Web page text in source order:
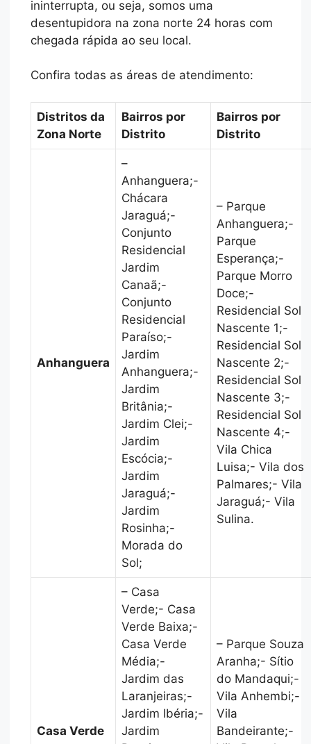
ininterrupta, ou seja, somos uma
desentupidora na zona norte 24 horas com
chegada rápida ao seu local.
Confira todas as áreas de atendimento:
Distritos da
Zona Norte
Bairros por
Distrito
Bairros por
Distrito
Anhanguera
–
Anhanguera;-
Chácara
Jaraguá;-
Conjunto
Residencial
Jardim
Canaã;-
Conjunto
Residencial
Paraíso;-
Jardim
Anhanguera;-
Jardim
Britânia;-
Jardim Clei;-
Jardim
Escócia;-
Jardim
Jaraguá;-
Jardim
Rosinha;-
Morada do
Sol;
– Parque
Anhanguera;-
Parque
Esperança;-
Parque Morro
Doce;-
Residencial Sol
Nascente 1;-
Residencial Sol
Nascente 2;-
Residencial Sol
Nascente 3;-
Residencial Sol
Nascente 4;-
Vila Chica
Luisa;- Vila dos
Palmares;- Vila
Jaraguá;- Vila
Sulina.
Casa Verde
– Casa
Verde;- Casa
Verde Baixa;-
Casa Verde
Média;-
Jardim das
Laranjeiras;-
Jardim Ibéria;-
Jardim
– Parque Souza
Aranha;- Sítio
do Mandaqui;-
Vila Anhembi;-
Vila
Bandeirante;-